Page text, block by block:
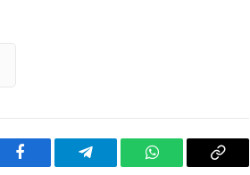
Facebook Telegram WhatsAppCopy